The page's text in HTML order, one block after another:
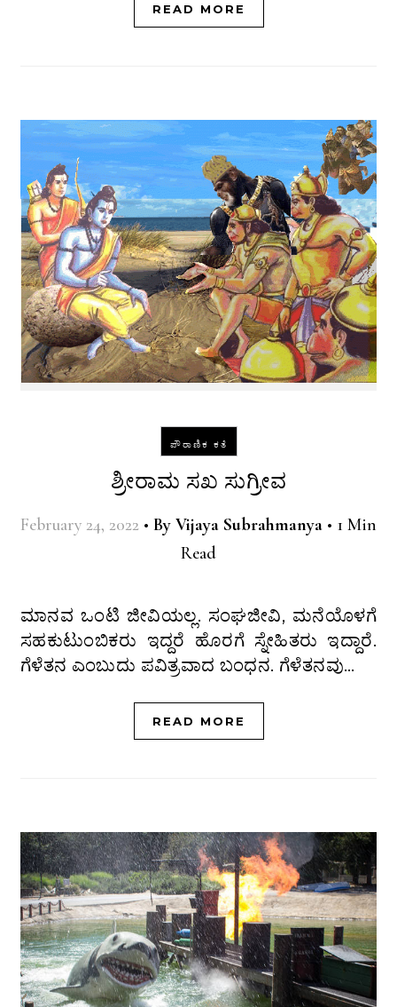
READ MORE
ಪೌರಾಣಿಕ ಕತೆ
ಶ್ರೀರಾಮ ಸಖ ಸುಗ್ರೀವ
February 24, 2022 • By Vijaya Subrahmanya • 1 Min
Read
ಮಾನವ ಒಂಟಿ ಜೀವಿಯಲ್ಲ. ಸಂಘಜೀವಿ, ಮನೆಯೊಳಗೆ
ಸಹಕುಟುಂಬಿಕರು ಇದ್ದರೆ ಹೊರಗೆ ಸ್ನೇಹಿತರು ಇದ್ದಾರೆ.
ಗೆಳೆತನ ಎಂಬುದು ಪವಿತ್ರವಾದ ಬಂಧನ. ಗೆಳೆತನವು…
READ MORE